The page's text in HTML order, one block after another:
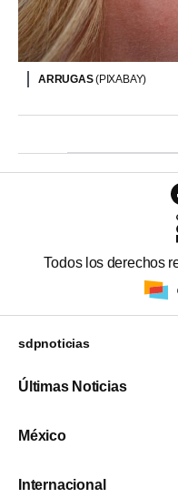
ARRUGAS(PIXABAY)
Todos los derechos
sdpnoticias
Últimas Noticias
México
Internacional